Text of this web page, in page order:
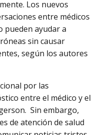
Los nuevos
entre médicos
pueden ayudar a
sin causar
según los autores
por las
entre el médico y el
Sin embargo,
de atención de salud